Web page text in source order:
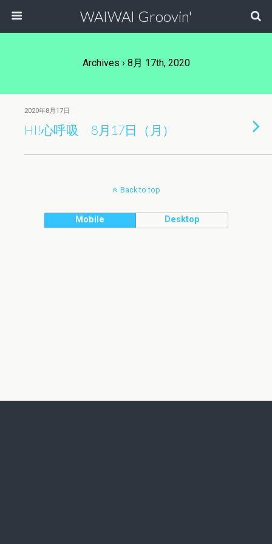
WAIWAI Groovin'
Archives › 8月 17th, 2020
2020年8月17日
HI!心呼吸 8月17日（月）
Back to top
Mobile Desktop